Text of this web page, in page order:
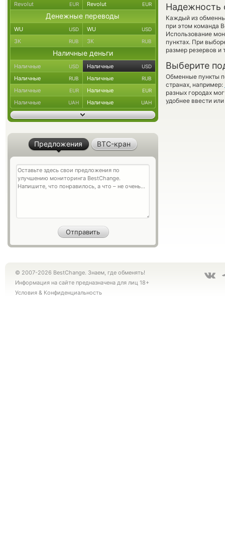
Надежность
Каждый из
при этом команда
Использование
пунктах. При
размер резервов и
Выберите
Обменные пункты
странах, например:
разных городах
удобнее ввести
Revolut EUR Revolut EUR
Денежные переводы
WU USD WU USD
ЗК RUB ЗК RUB
Наличные деньги
Наличные USD Наличные USD
Наличные RUB Наличные RUB
Наличные EUR Наличные EUR
Наличные UAH Наличные UAH
Предложения BTC-кран
© 2007-2026 BestChange. Знаем, где обменять!
Информация на сайте предназначена для лиц 18+
Условия & Конфиденциальность